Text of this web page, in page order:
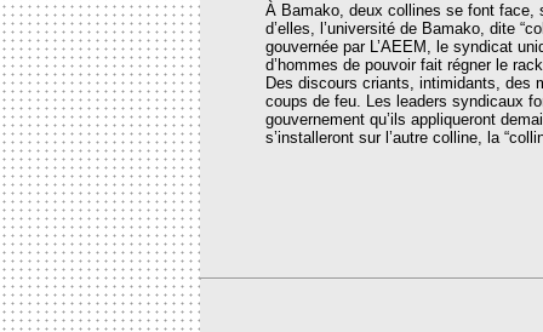
À Bamako, deux collines se font face,
d’elles, l’université de Bamako, dite
gouvernée par L’AEEM, le syndicat
d’hommes de pouvoir fait régner le
Des discours criants, intimidants, des
coups de feu. Les leaders syndicaux
gouvernement qu’ils appliqueront
s’installeront sur l’autre colline, la